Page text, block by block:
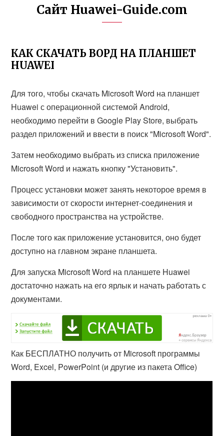
Сайт Huawei-Guide.com
КАК СКАЧАТЬ ВОРД НА ПЛАНШЕТ
HUAWEI
Для того, чтобы скачать Microsoft Word на планшет
Huawei с операционной системой Android,
необходимо перейти в Google Play Store, выбрать
раздел приложений и ввести в поиск "Microsoft Word".
Затем необходимо выбрать из списка приложение
Microsoft Word и нажать кнопку "Установить".
Процесс установки может занять некоторое время в
зависимости от скорости интернет-соединения и
свободного пространства на устройстве.
После того как приложение установится, оно будет
доступно на главном экране планшета.
Для запуска Microsoft Word на планшете Huawei
достаточно нажать на его ярлык и начать работать с
документами.
Как БЕСПЛАТНО получить от Microsoft программы
Word, Excel, PowerPoint (и другие из пакета Office)